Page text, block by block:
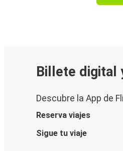
Billete digital
Descubre la App de
Reserva viajes
Sigue tu viaje